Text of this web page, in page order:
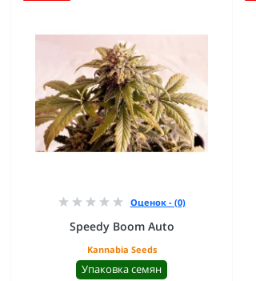
Оценок - (0)
Speedy Boom Auto
Kannabia Seeds
Упаковка семян